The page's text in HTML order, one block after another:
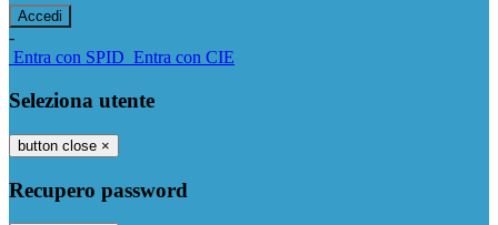
-
Entra con SPID Entra con CIE
Seleziona utente
button close ×
Recupero password